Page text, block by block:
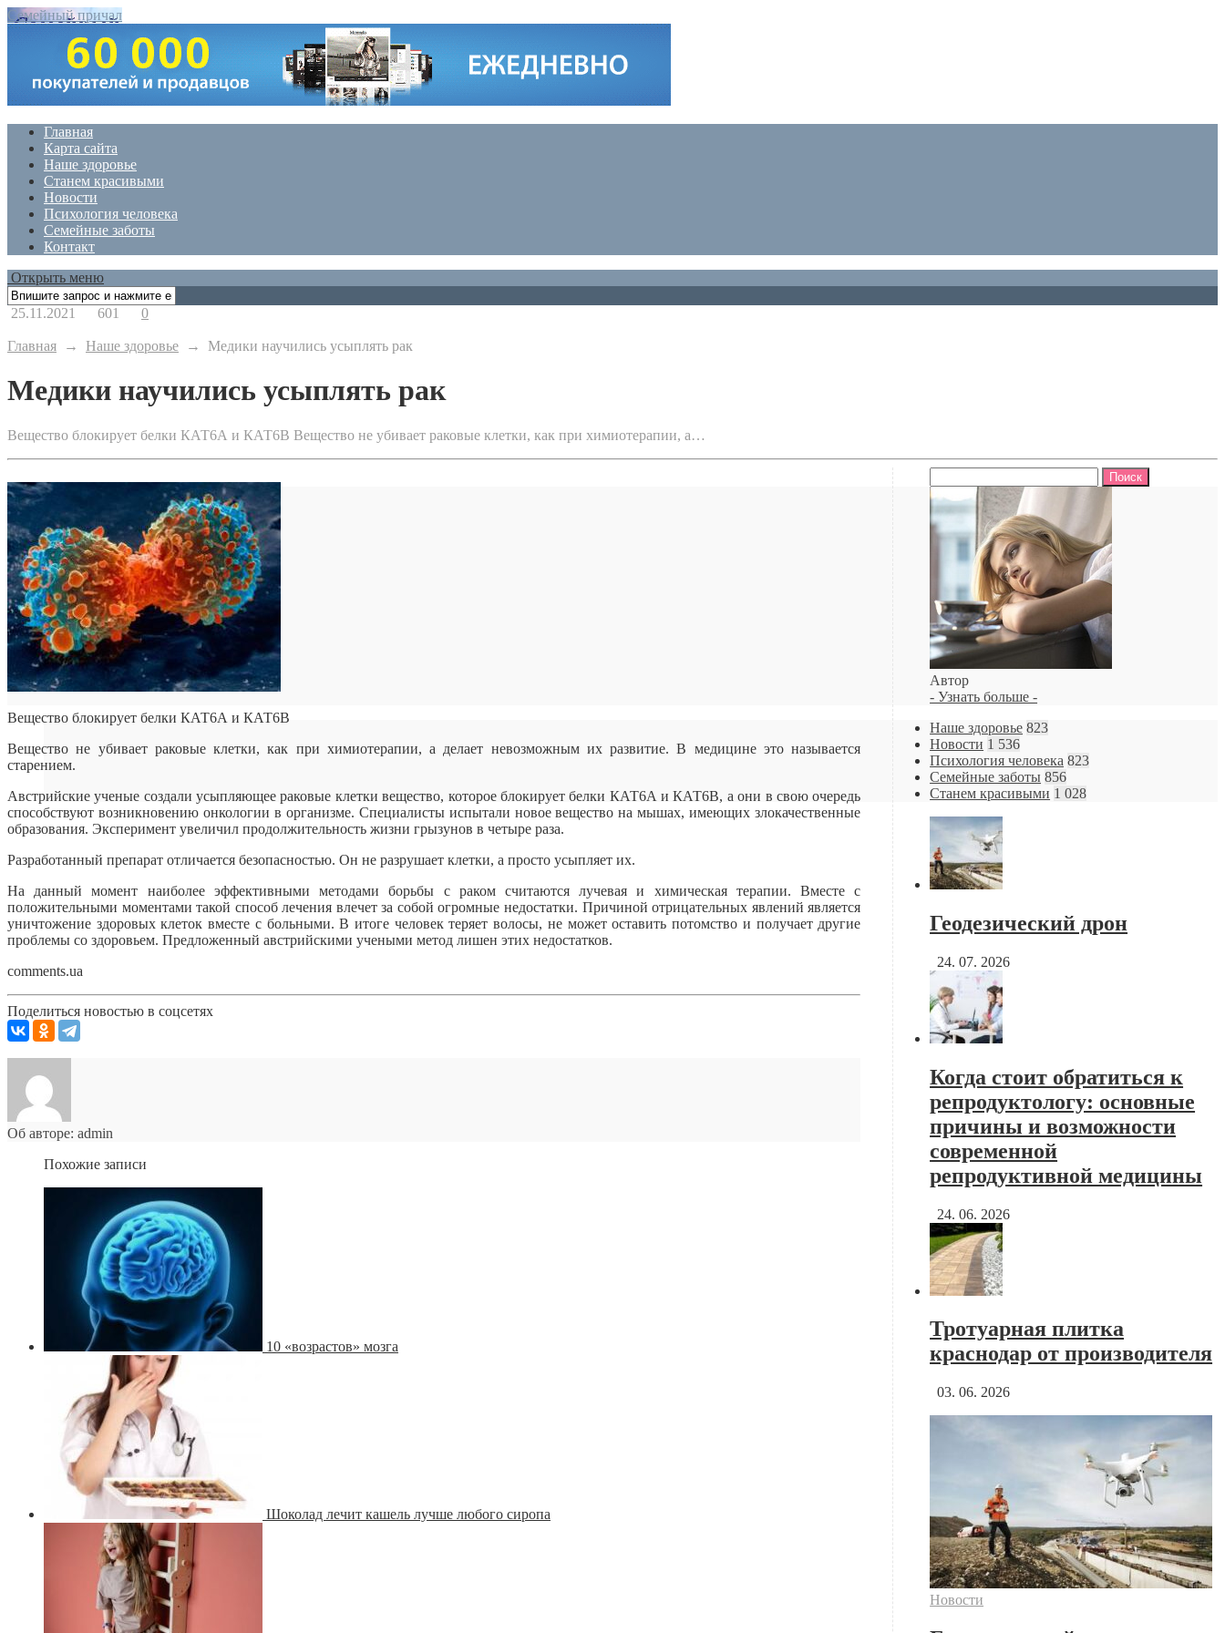
Семейный причал
Главная
Карта сайта
Наше здоровье
Станем красивыми
Новости
Психология человека
Семейные заботы
Контакт
Открыть меню
25.11.2021 601 0
Главная → Наше здоровье → Медики научились усыплять рак
Медики научились усыплять рак
Вещество блокирует белки КАТ6А и КАТ6В Вещество не убивает раковые клетки, как при химиотерапии, а…
Вещество блокирует белки КАТ6А и КАТ6В
Вещество не убивает раковые клетки, как при химиотерапии, а делает невозможным их развитие. В медицине это называется
старением.
Австрийские ученые создали усыпляющее раковые клетки вещество, которое блокирует белки КАТ6А и КАТ6В, а они в свою очередь
способствуют возникновению онкологии в организме. Специалисты испытали новое вещество на мышах, имеющих злокачественные
образования. Эксперимент увеличил продолжительность жизни грызунов в четыре раза.
Разработанный препарат отличается безопасностью. Он не разрушает клетки, а просто усыпляет их.
На данный момент наиболее эффективными методами борьбы с раком считаются лучевая и химическая терапии. Вместе с
положительными моментами такой способ лечения влечет за собой огромные недостатки. Причиной отрицательных явлений является
уничтожение здоровых клеток вместе с больными. В итоге человек теряет волосы, не может оставить потомство и получает другие
проблемы со здоровьем. Предложенный австрийскими учеными метод лишен этих недостатков.
comments.ua
Поделиться новостью в соцсетях
Об авторе: admin
Похожие записи
10 «возрастов» мозга
Шоколад лечит кашель лучше любого сиропа
Автор
- Узнать больше -
Наше здоровье 823
Новости 1 536
Психология человека 823
Семейные заботы 856
Станем красивыми 1 028
Геодезический дрон
24. 07. 2026
Когда стоит обратиться к
репродуктологу: основные
причины и возможности
современной
репродуктивной медицины
24. 06. 2026
Тротуарная плитка
краснодар от производителя
03. 06. 2026
Новости